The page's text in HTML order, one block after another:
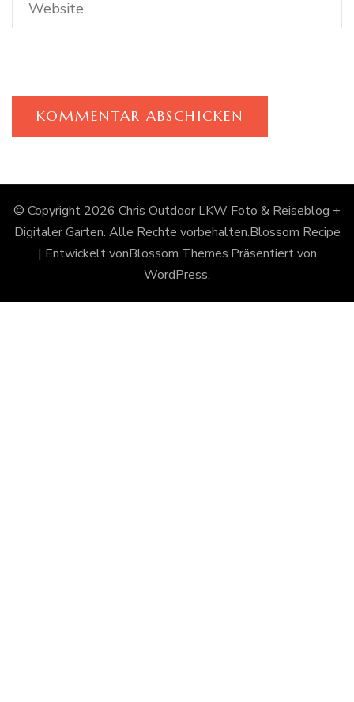
© Copyright 2026 Chris Outdoor LKW Foto & Reiseblog +
Digitaler Garten. Alle Rechte vorbehalten.Blossom Recipe
| Entwickelt vonBlossom Themes.Präsentiert von
WordPress.